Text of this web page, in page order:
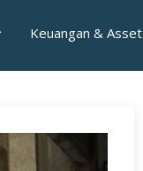
Keuangan & Asset